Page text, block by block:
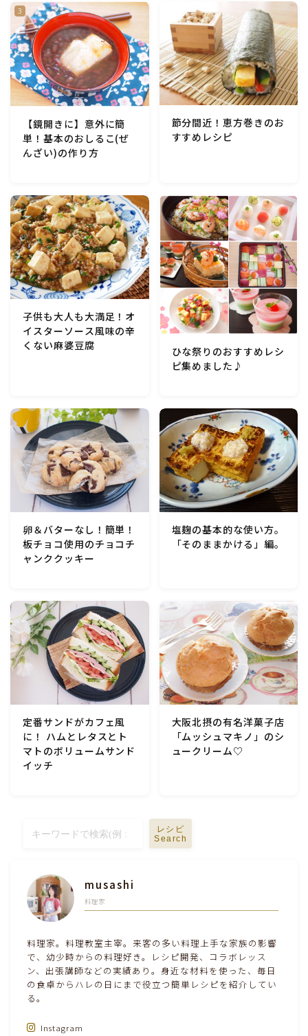
洋菓子 (冷菓)
洋菓子 (その他)
和菓子
マクロビスイーツ・自然派おやつ
米/ご飯料理・もち料理
麺料理(パスタ・うどん・そうめん・春雨など)
ハム・ベーコン・ソーセー・・スパム・チーズ料理
豆腐・厚揚げ・油揚げ・納豆・豆類・豆製品料理
行事食(おせち・ハロウィン・クリスマス・雛祭り・子
供の日・七夕等)
乾物・海藻・麩料理
漬物・ピクルス・保存食・発酵食品
ソース・ドレッシング・たれ・ディップ類
ドリンク・シロップ・ジャム類
テーブルコーディネート・食器・調理器具
離乳食・キッズメニュー
その他徒然
【鏡開きに】意外に簡
単！基本のおしるこ(ぜ
んざい)の作り方
節分間近！恵方巻きのお
すすめレシピ
子供も大人も大満足！オ
イスターソース風味の辛
くない麻婆豆腐
ひな祭りのおすすめレシ
ピ集めました♪
卵＆バターなし！簡単！
板チョコ使用のチョコチ
ャンククッキー
塩麹の基本的な使い方。
「そのままかける」編。
定番サンドがカフェ風
に！ ハムとレタスとト
マトのボリュームサンド
イッチ
大阪北摂の有名洋菓子店
「ムッシュマキノ」のシ
ュークリーム♡
レシピ
Search
musashi
料理家
料理家。料理教室主宰。来客の多い料理上手な家族の影響
で、幼少時からの料理好き。レシピ開発、コラボレッス
ン、出張講師などの実績あり。身近な材料を使った、毎日
の食卓からハレの日にまで役立つ簡単レシピを紹介してい
る。
Instagram